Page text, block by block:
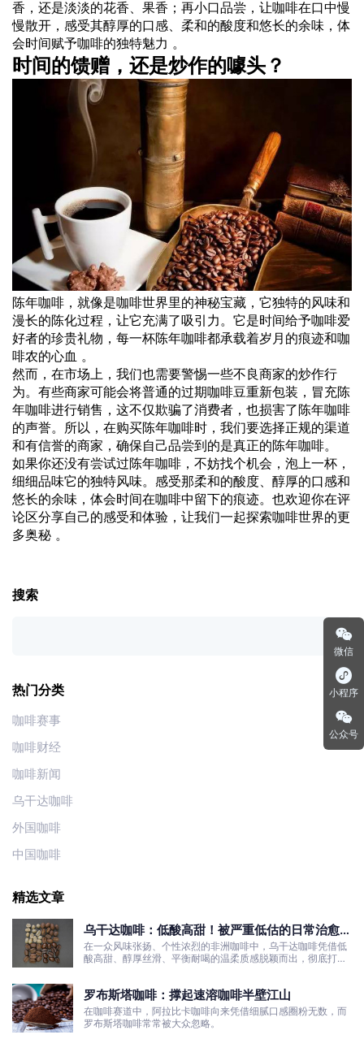
香，还是淡淡的花香、果香；再小口品尝，让咖啡在口中慢
慢散开，感受其醇厚的口感、柔和的酸度和悠长的余味，体
会时间赋予咖啡的独特魅力 。
时间的馈赠，还是炒作的噱头？
陈年咖啡，就像是咖啡世界里的神秘宝藏，它独特的风味和
漫长的陈化过程，让它充满了吸引力。它是时间给予咖啡爱
好者的珍贵礼物，每一杯陈年咖啡都承载着岁月的痕迹和咖
啡农的心血 。
然而，在市场上，我们也需要警惕一些不良商家的炒作行
为。有些商家可能会将普通的过期咖啡豆重新包装，冒充陈
年咖啡进行销售，这不仅欺骗了消费者，也损害了陈年咖啡
的声誉。所以，在购买陈年咖啡时，我们要选择正规的渠道
和有信誉的商家，确保自己品尝到的是真正的陈年咖啡。
如果你还没有尝试过陈年咖啡，不妨找个机会，泡上一杯，
细细品味它的独特风味。感受那柔和的酸度、醇厚的口感和
悠长的余味，体会时间在咖啡中留下的痕迹。也欢迎你在评
论区分享自己的感受和体验，让我们一起探索咖啡世界的更
多奥秘 。
搜索
热门分类
咖啡赛事
咖啡财经
咖啡新闻
乌干达咖啡
外国咖啡
中国咖啡
精选文章
乌干达咖啡：低酸高甜！被严重低估的日常治愈口
粮豆
在一众风味张扬、个性浓烈的非洲咖啡中，乌干达咖啡凭借低
酸高甜、醇厚丝滑、平衡耐喝的温柔质感脱颖而出，彻底打破
罗布斯塔咖啡：撑起速溶咖啡半壁江山
在咖啡赛道中，阿拉比卡咖啡向来凭借细腻口感圈粉无数，而
罗布斯塔咖啡常常被大众忽略。
微信
小程序
公众号